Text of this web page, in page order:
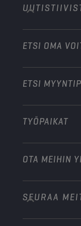
Veneet
Henkilöautot
Moottoripyörät
Raskas kalusto
ETSI OMA
ETSI
TYÖPAIKAT
OTA MEIHIN
+32 3 870 00
SEURAA